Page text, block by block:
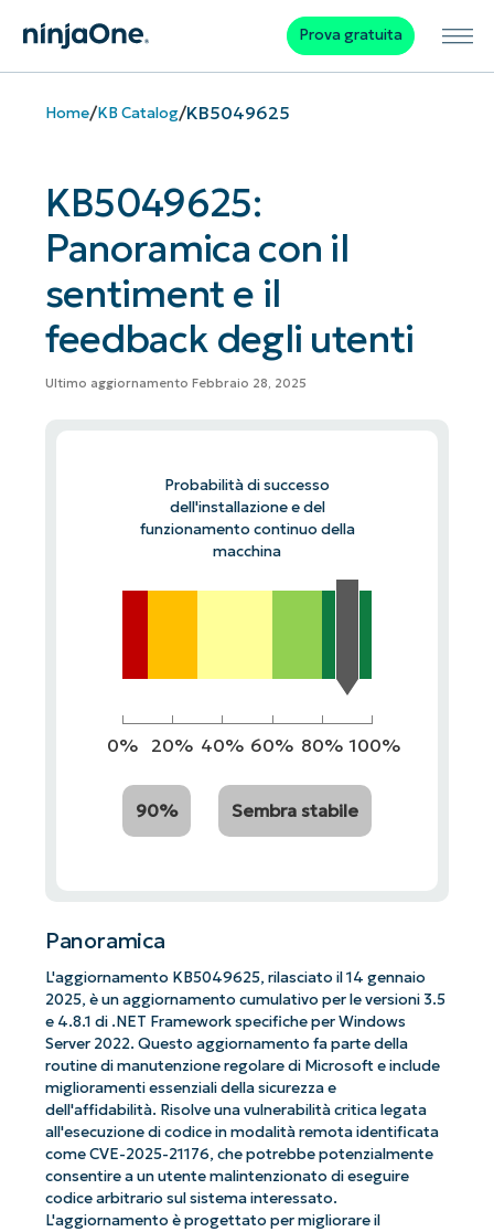
Prova gratuita
Home/KB Catalog/KB5049625
KB5049625:
Panoramica con il
sentiment e il
feedback degli utenti
Ultimo aggiornamento Febbraio 28, 2025
Probabilità di successo
dell'installazione e del
funzionamento continuo della
macchina
0% 20% 40% 60% 80% 100%
90% Sembra stabile
Panoramica
L'aggiornamento KB5049625, rilasciato il 14 gennaio
2025, è un aggiornamento cumulativo per le versioni 3.5
e 4.8.1 di .NET Framework specifiche per Windows
Server 2022. Questo aggiornamento fa parte della
routine di manutenzione regolare di Microsoft e include
miglioramenti essenziali della sicurezza e
dell'affidabilità. Risolve una vulnerabilità critica legata
all'esecuzione di codice in modalità remota identificata
come CVE-2025-21176, che potrebbe potenzialmente
consentire a un utente malintenzionato di eseguire
codice arbitrario sul sistema interessato.
L'aggiornamento è progettato per migliorare il